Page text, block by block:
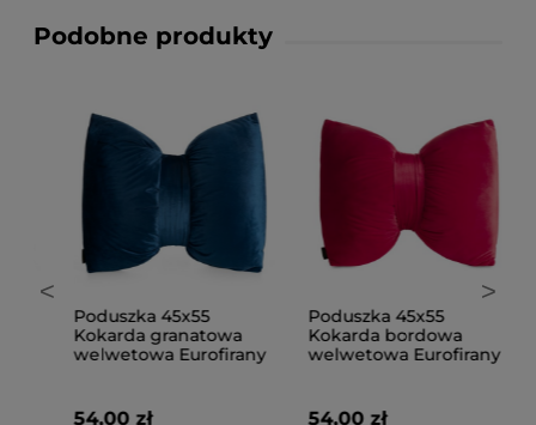
Podobne produkty
<
Poduszka 45x55
Kokarda granatowa
welwetowa Eurofirany
54,00 zł
Poduszka 45x55
Kokarda bordowa
welwetowa Eurofirany
54,00 zł
>